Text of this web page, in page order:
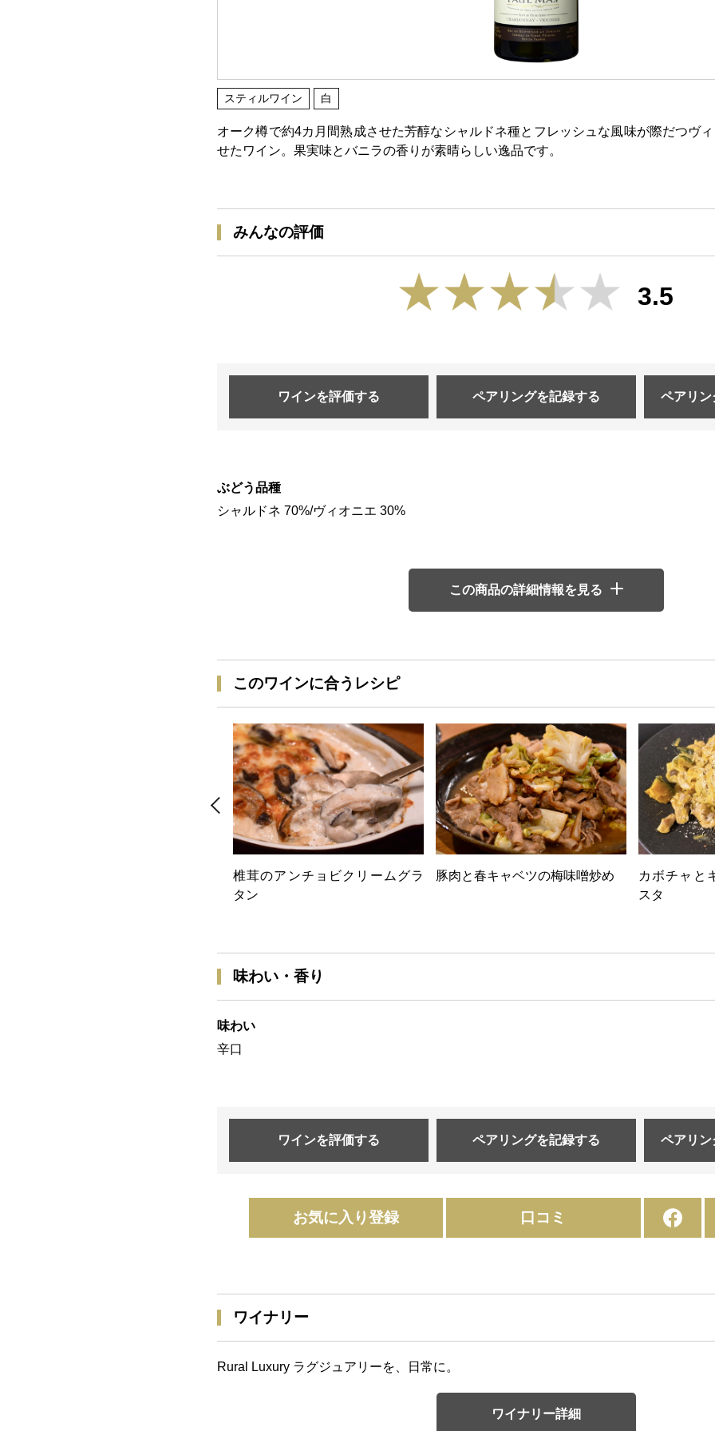
スティルワイン 白
オーク樽で約4カ月間熟成させた芳醇なシャルドネ種とフレッシュな風味が際だつヴ
せたワイン。果実味とバニラの香りが素晴らしい逸品です。
みんなの評価
3.5
ワインを評価する ペアリングを記録する ペアリン
ぶどう品種
シャルドネ 70%/ヴィオニエ 30%
この商品の詳細情報を見る
このワインに合うレシピ
椎茸のアンチョビクリームグラ
タン
豚肉と春キャベツの梅味噌炒め
カボチャと
スタ
味わい・香り
味わい
辛口
ワインを評価する ペアリングを記録する ペアリン
お気に入り登録 口コミ
ワイナリー
Rural Luxury ラグジュアリーを、日常に。
ワイナリー詳細